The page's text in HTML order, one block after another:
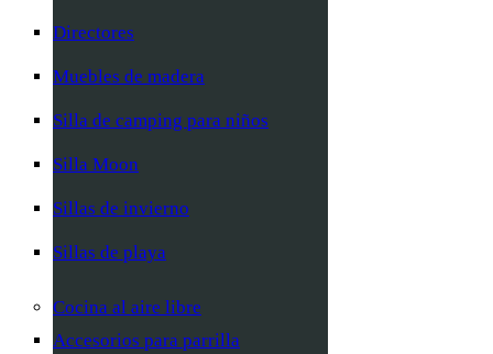
Directores
Muebles de madera
Silla de camping para niños
Silla Moon
Sillas de invierno
Sillas de playa
Cocina al aire libre
Accesorios para parrilla